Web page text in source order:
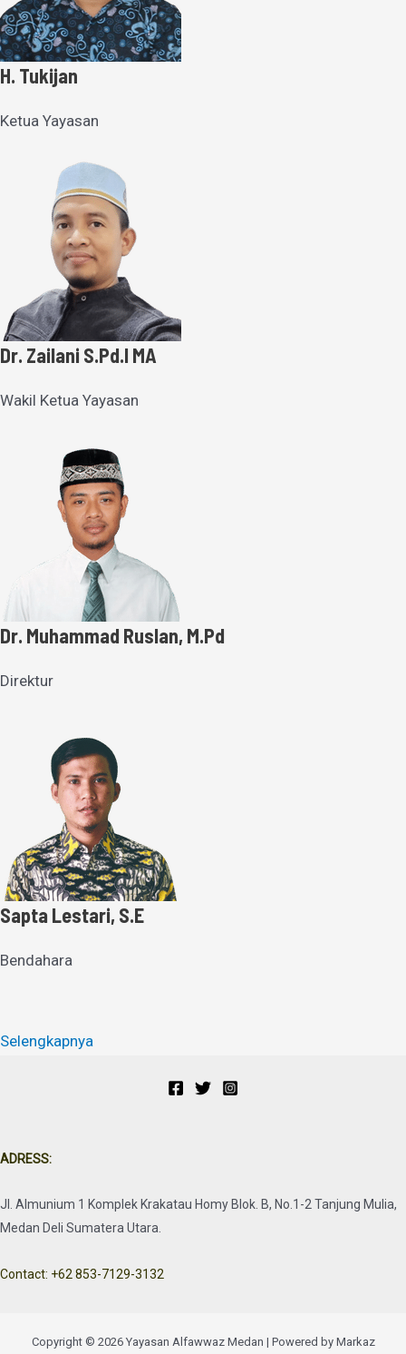
H. Tukijan
Ketua Yayasan
Dr. Zailani S.Pd.I MA
Wakil Ketua Yayasan
Dr. Muhammad Ruslan, M.Pd
Direktur
Sapta Lestari, S.E
Bendahara
Selengkapnya
ADRESS:
Jl. Almunium 1 Komplek Krakatau Homy Blok. B, No.1-2 Tanjung Mulia,
Medan Deli Sumatera Utara.
Contact: +62 853-7129-3132
Copyright © 2026 Yayasan Alfawwaz Medan | Powered by Markaz